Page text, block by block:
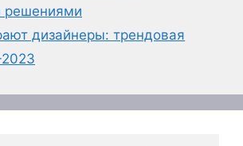
дизайнеры: трендовая